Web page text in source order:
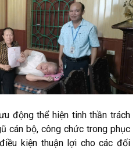
động thể hiện tinh thần trách
cán bộ, công chức trong phục
kiện thuận lợi cho các đối